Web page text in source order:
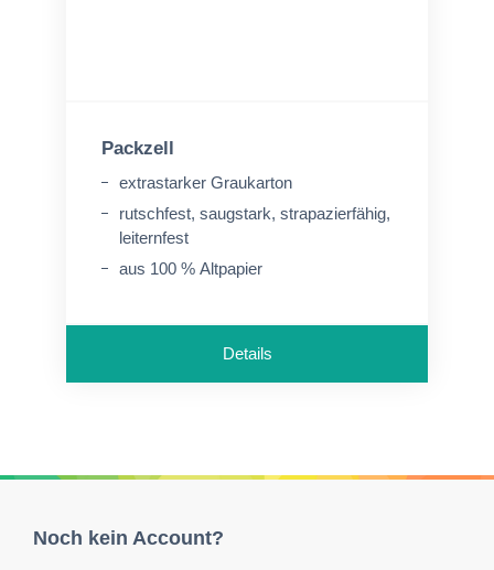
Packzell
extrastarker Graukarton
rutschfest, saugstark, strapazierfähig,
leiternfest
aus 100 % Altpapier
Details
Noch kein Account?